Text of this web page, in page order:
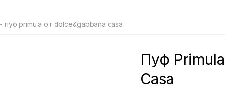
- пуф primula от dolce&gabbana casa
Пуф
Casa